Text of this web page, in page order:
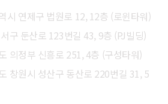
시 연제구 법원로 12, 12층 (로윈타워)
구 둔산로 123번길 43, 9층 (PJ빌딩)
의정부 신흥로 251, 4층 (구성타워)
창원시 성산구 동산로 220번길 31, 5